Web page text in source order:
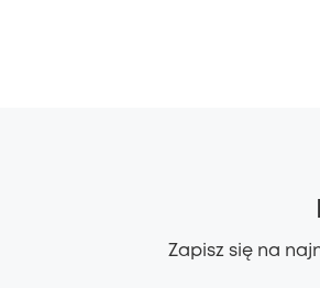
Zapisz się na